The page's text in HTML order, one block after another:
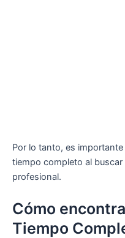
Por lo tanto, es
tiempo completo al buscar
profesional.
Cómo
Tiempo